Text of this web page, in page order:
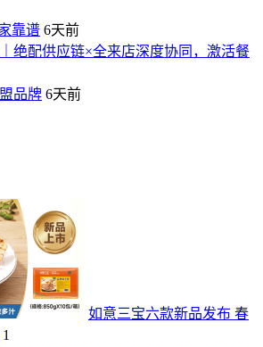
靠谱 6天前
绝配供应链×全来店深度协同，激活餐
品牌 6天前
如意三宝六款新品发布 春
1